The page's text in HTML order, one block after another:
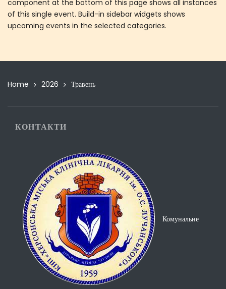
component at the bottom of this page shows all instances
of this single event. Build-in sidebar widgets shows
upcoming events in the selected categories.
Home 2026 Травень
КОНТАКТИ
Комунальне